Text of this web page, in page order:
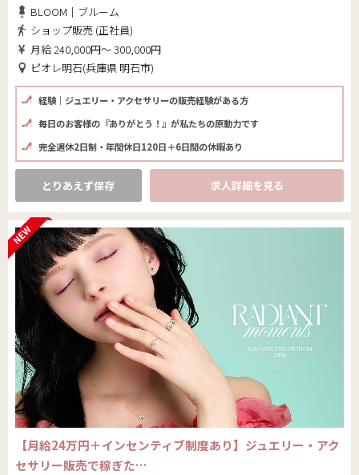
BLOOM｜ブルーム
ショップ販売 (正社員)
月給 240,000円～ 300,000円
ピオレ明石(兵庫県 明石市)
経験｜ジュエリー・アクセサリーの販売経験がある方
毎日のお客様の『ありがとう！』が私たちの原動力です
完全週休2日制・年間休日120日＋6日間の休暇あり
とりあえず保存 求人詳細を見る
【月給24万円＋インセンティブ制度あり】ジュエリー・アク
セサリー販売で稼ぎた…